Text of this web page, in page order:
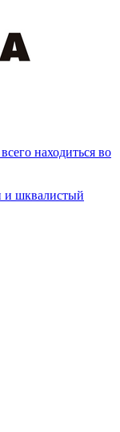
находиться во
и шквалистый